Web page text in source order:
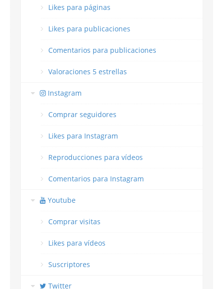
Likes para páginas
Likes para publicaciones
Comentarios para publicaciones
Valoraciones 5 estrellas
Instagram
Comprar seguidores
Likes para Instagram
Reproducciones para vídeos
Comentarios para Instagram
Youtube
Comprar visitas
Likes para vídeos
Suscriptores
Twitter